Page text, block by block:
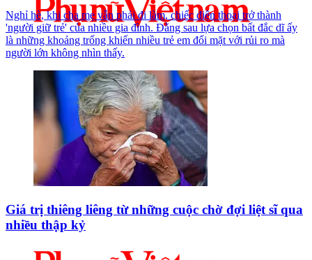
Nghỉ hè, khi cha mẹ vẫn phải đi làm, chiếc điện thoại trở thành
'người giữ trẻ' của nhiều gia đình. Đằng sau lựa chọn bất đắc dĩ ấy
là những khoảng trống khiến nhiều trẻ em đối mặt với rủi ro mà
người lớn không nhìn thấy.
Giá trị thiêng liêng từ những cuộc chờ đợi liệt sĩ qua
nhiều thập kỷ